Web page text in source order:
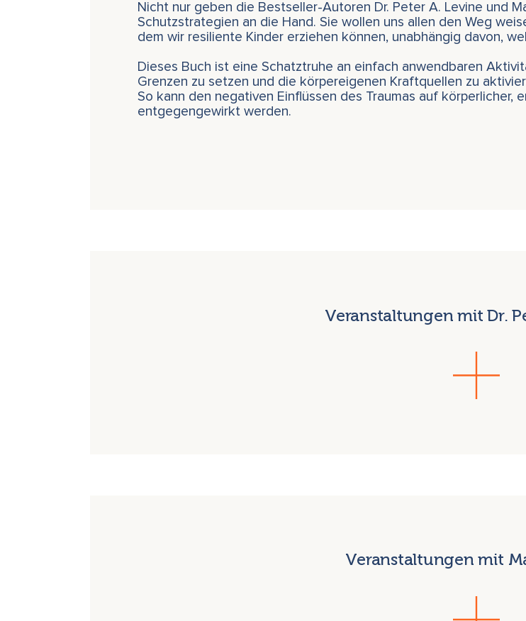
Nicht nur geben die Bestseller-Autoren Dr. Peter A. Levine und
Schutzstrategien an die Hand. Sie wollen uns allen den Weg
dem wir resiliente Kinder erziehen können, unabhängig davon,
Dieses Buch ist eine Schatztruhe an einfach anwendbaren
Grenzen zu setzen und die körpereigenen Kraftquellen zu
So kann den negativen Einflüssen des Traumas auf körperlicher,
entgegengewirkt werden.
Veranstaltungen mit Dr.
Veranstaltungen mit